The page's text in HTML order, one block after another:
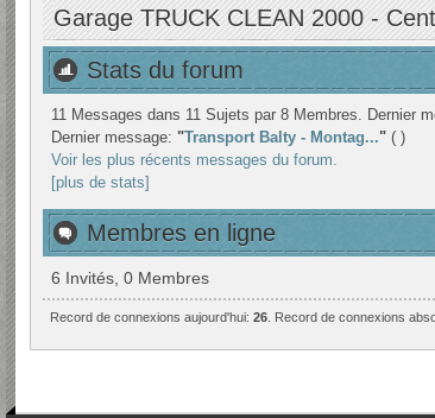
Garage TRUCK CLEAN 2000 -
Stats du forum
11 Messages dans 11 Sujets par 8 Membres. Dernier
Dernier message: "Transport Balty - Montag..."( )
Voir les plus récents messages du forum.
[plus de stats]
Membres en ligne
6 Invités, 0 Membres
Record de connexions aujourd'hui: 26. Record de connexions